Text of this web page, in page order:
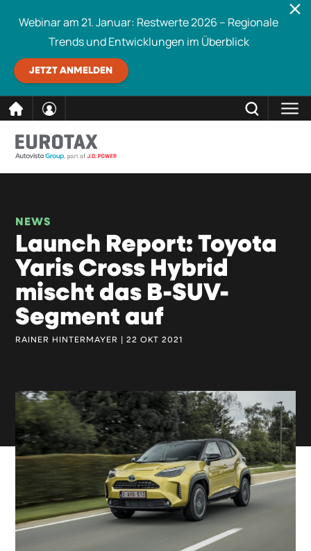
Inhalt
Webinar am 21. Januar: Restwerte 2026 – Regionale
Trends und Entwicklungen im Überblick
JETZT ANMELDEN
NEWS
Launch Report: Toyota
Yaris Cross Hybrid
mischt das B-SUV-
Segment auf
RAINER HINTERMAYER | 22 OKT 2021